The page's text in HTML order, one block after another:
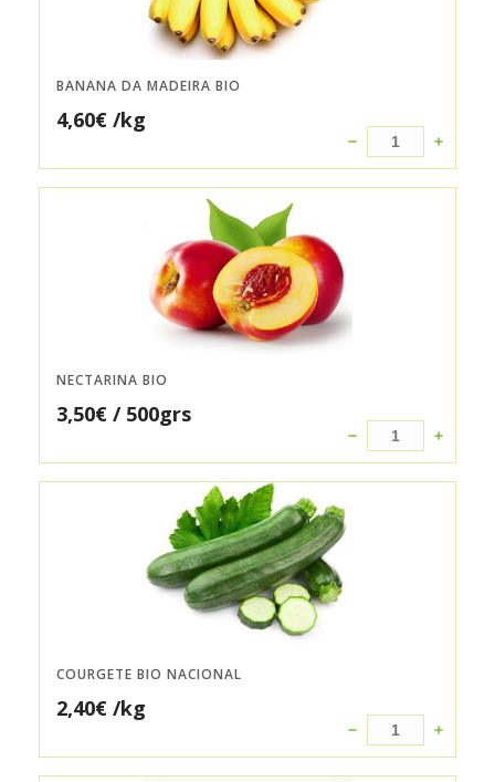
BANANA DA MADEIRA BIO
4,60€ /kg
NECTARINA BIO
3,50€ / 500grs
COURGETE BIO NACIONAL
2,40€ /kg